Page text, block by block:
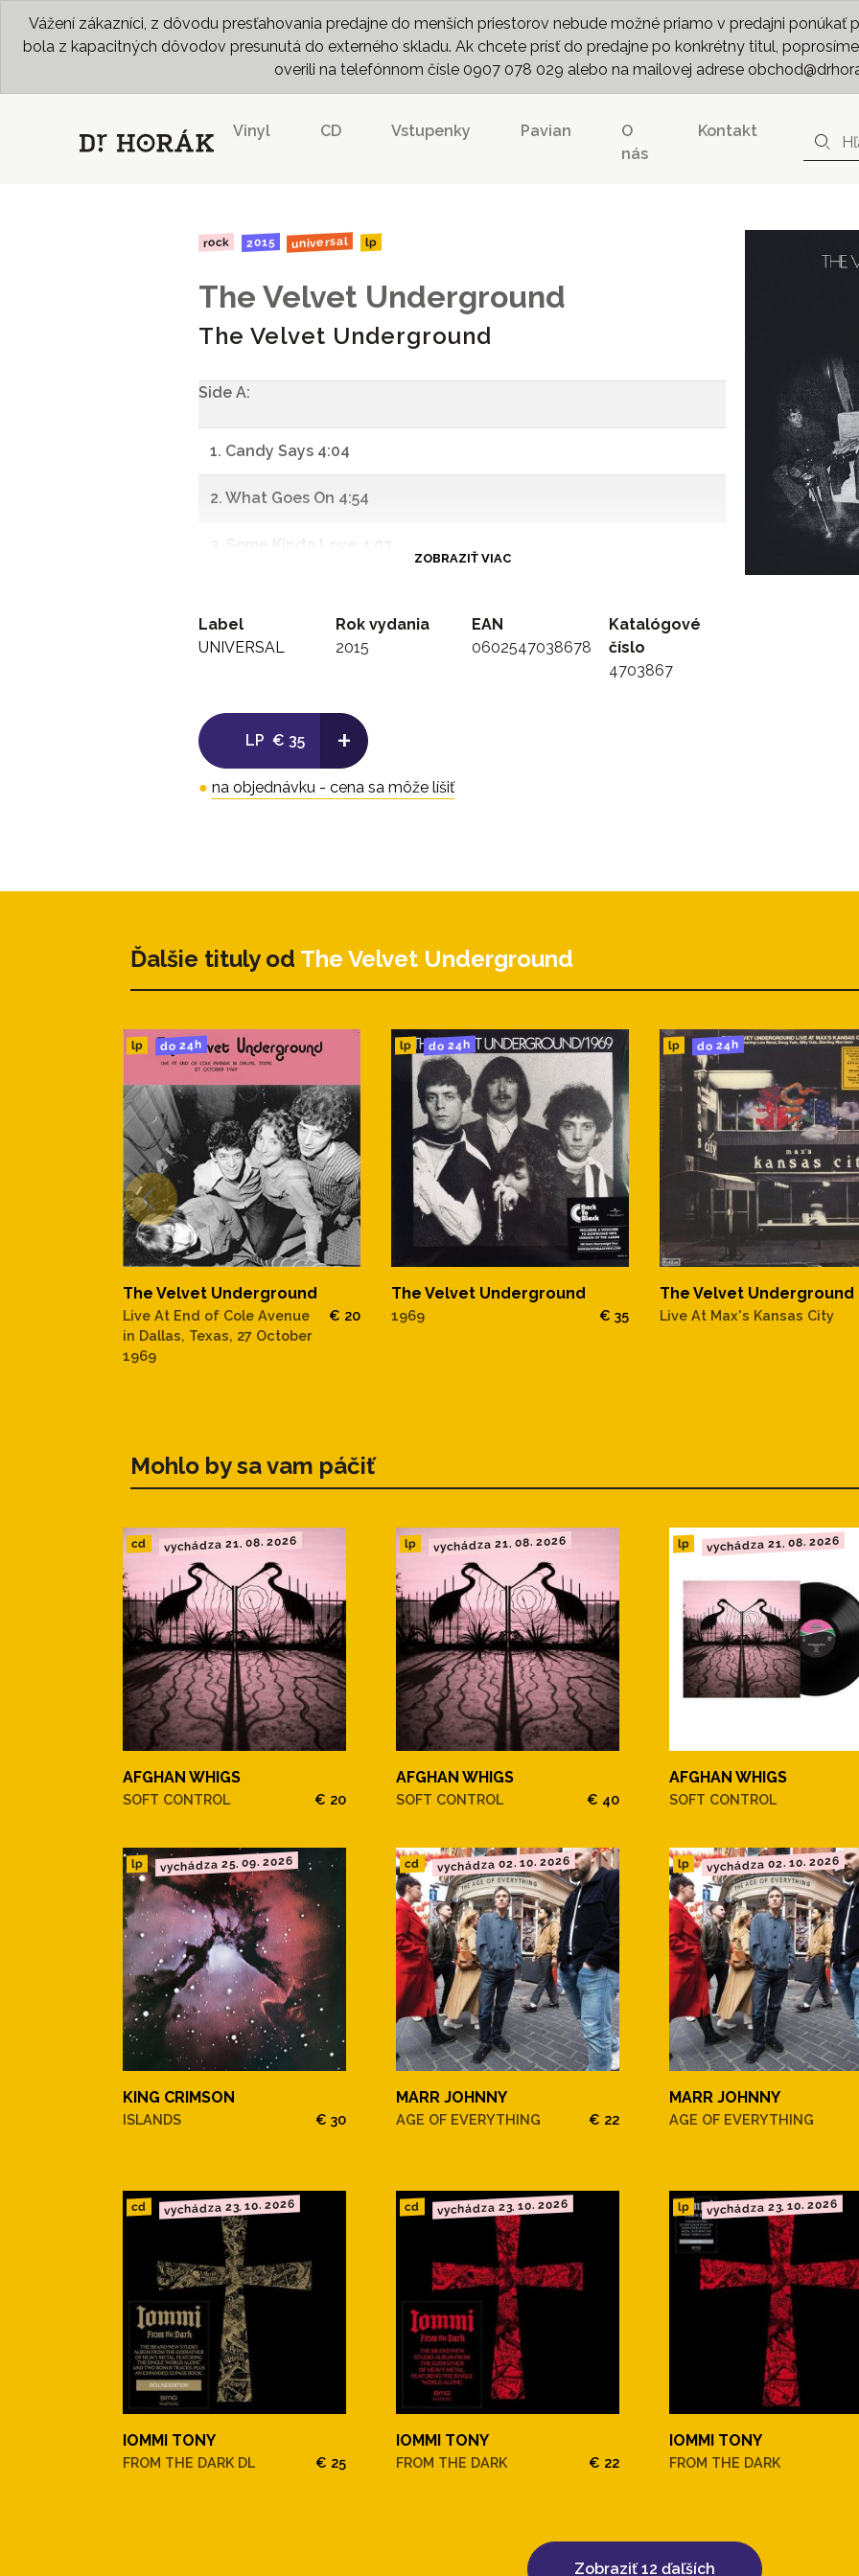
Vážení zákazníci, z dôvodu presťahovania predajne do menších priestorov nebude možné priamo v predajni
bola z kapacitných dôvodov presunutá do externého skladu. Ak chcete prísť do predajne po konkrétny titul,
overili na telefónnom čísle 0907 078 029 alebo na mailovej adrese
Vinyl CD Vstupenky Pavian
O
nás
Kontakt
rock 2015 universal lp
The Velvet Underground
The Velvet Underground
Side A:
1. Candy Says 4:04
2. What Goes On 4:54
3. Some Kinda Love 4:03
5. Jesus 3:23
Side B:
1. Beginning To See The Light 4:40
5. After Hours 2:07
ZOBRAZIŤ VIAC
Label
UNIVERSAL
Rok vydania
2015
EAN
0602547038678
Katalógové
číslo
4703867
LP € 35 +
● na objednávku - cena sa môže líšiť
Ďalšie tituly od The Velvet Underground
lp do 24h
The Velvet Underground
Live At End of Cole Avenue
in Dallas, Texas, 27 October
1969
€ 20
lp do 24h
The Velvet Underground
1969 € 35
lp do 24h
The Velvet Underground
Live At Max's Kansas City
Mohlo by sa vam páčiť
cd vychádza 21. 08. 2026
AFGHAN WHIGS
SOFT CONTROL € 20
lp vychádza 21. 08. 2026
AFGHAN WHIGS
SOFT CONTROL € 40
lp vychádza 21. 08. 2026
AFGHAN WHIGS
SOFT CONTROL
lp vychádza 25. 09. 2026
KING CRIMSON
ISLANDS € 30
cd vychádza 02. 10. 2026
MARR JOHNNY
AGE OF EVERYTHING € 22
lp vychádza 02. 10. 2026
MARR JOHNNY
AGE OF EVERYTHING
cd vychádza 23. 10. 2026
IOMMI TONY
FROM THE DARK DL € 25
cd vychádza 23. 10. 2026
IOMMI TONY
FROM THE DARK € 22
lp vychádza 23. 10. 2026
IOMMI TONY
FROM THE DARK
Zobraziť 12 ďaľších